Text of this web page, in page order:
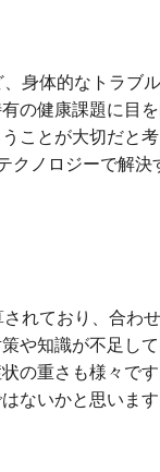
身体的なトラブ
の健康課題に目を
ことが大切だと考
クノロジーで解決
れており、合わ
や知識が不足し
の重さも様々で
ないかと思います